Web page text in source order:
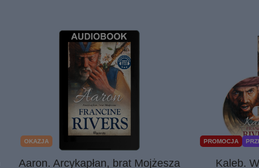
OKAZJA
Aaron. Arcykapłan, brat Mojżesza
PROMOCJA
Kaleb.